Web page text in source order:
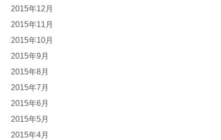
2015年12月
2015年11月
2015年10月
2015年9月
2015年8月
2015年7月
2015年6月
2015年5月
2015年4月